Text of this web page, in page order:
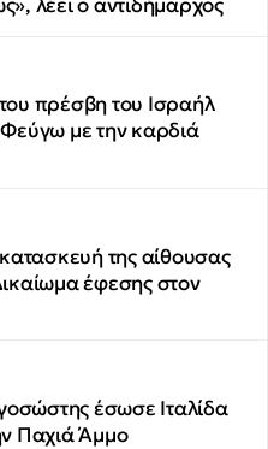
λέει ο αντιδήμαρχος
πρέσβη του Ισραήλ
με την καρδιά
της αίθουσας
έφεσης στον
έσωσε Ιταλίδα
Παχιά Άμμο